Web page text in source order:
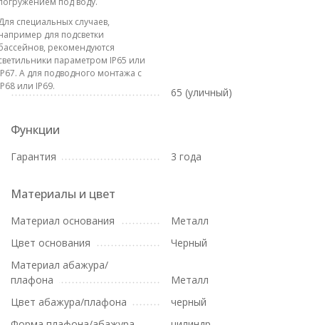
специальных случаев,
для подсветки
рекомендуются
параметром IP65 или
А для подводного монтажа с
или IP69.
65 (уличный)
Функции
Гарантия 3 года
Материалы и цвет
Материал основания
Металл
Цвет основания
Черный
Материал абажура/
плафона
Металл
Цвет абажура/плафона
черный